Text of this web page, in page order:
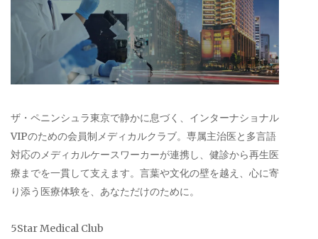
ザ・ペニンシュラ東京で静かに息づく、インターナショナル
VIPのための会員制メディカルクラブ。専属主治医と多言語
対応のメディカルケースワーカーが連携し、健診から再生医
療までを一貫して支えます。言葉や文化の壁を越え、心に寄
り添う医療体験を、あなただけのために。
5Star Medical Club